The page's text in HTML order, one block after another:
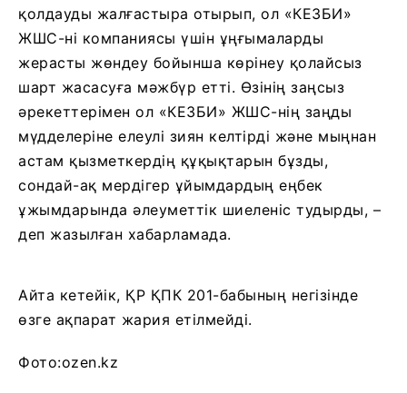
қолдауды жалғастыра отырып, ол «КЕЗБИ»
ЖШС-ні компаниясы үшін ұңғымаларды
жерасты жөндеу бойынша көрінеу қолайсыз
шарт жасасуға мәжбүр етті. Өзінің заңсыз
әрекеттерімен ол «КЕЗБИ» ЖШС-нің заңды
мүдделеріне елеулі зиян келтірді және мыңнан
астам қызметкердің құқықтарын бұзды,
сондай-ақ мердігер ұйымдардың еңбек
ұжымдарында әлеуметтік шиеленіс тудырды, –
деп жазылған хабарламада.
Айта кетейік, ҚР ҚПК 201-бабының негізінде
өзге ақпарат жария етілмейді.
Фото:ozen.kz